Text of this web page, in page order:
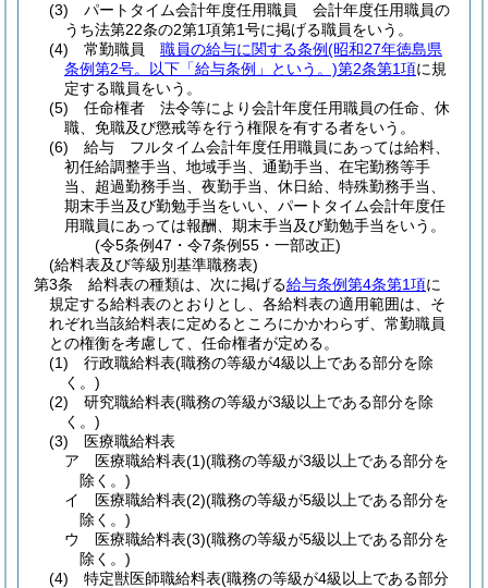
(3)
パートタイム会計年度任用職員 会計年度任用職員の
うち法第22条の2第1項第1号に掲げる職員をいう。
(4)
常勤職員 職員の給与に関する条例(昭和27年徳島県
条例第2号。以下「給与条例」という。)第2条第1項に規
定する職員をいう。
(5)
任命権者 法令等により会計年度任用職員の任命、休
職、免職及び懲戒等を行う権限を有する者をいう。
(6)
給与 フルタイム会計年度任用職員にあっては給料、
初任給調整手当、地域手当、通勤手当、在宅勤務等手
当、超過勤務手当、夜勤手当、休日給、特殊勤務手当、
期末手当及び勤勉手当をいい、パートタイム会計年度任
用職員にあっては報酬、期末手当及び勤勉手当をいう。
(令5条例47・令7条例55・一部改正)
(給料表及び等級別基準職務表)
第3条
給料表の種類は、次に掲げる給与条例第4条第1項に
規定する給料表のとおりとし、各給料表の適用範囲は、そ
れぞれ当該給料表に定めるところにかかわらず、常勤職員
との権衡を考慮して、任命権者が定める。
(1)
行政職給料表(職務の等級が4級以上である部分を除
く。)
(2)
研究職給料表(職務の等級が3級以上である部分を除
く。)
(3)
医療職給料表
ア
医療職給料表(1)(職務の等級が3級以上である部分を
除く。)
イ
医療職給料表(2)(職務の等級が5級以上である部分を
除く。)
ウ
医療職給料表(3)(職務の等級が5級以上である部分を
除く。)
(4)
特定獣医師職給料表(職務の等級が4級以上である部分